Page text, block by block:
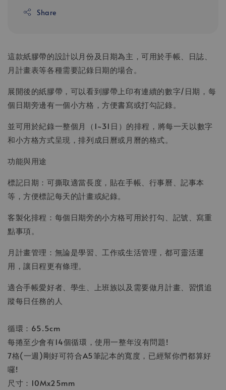
Share
這款紙膠帶的設計以月份及日期為主，可用於手帳、日誌、
月計畫表等各種需要記錄日期的場合。
展開後的紙膠帶，可以看到膠帶上印有連續的數字/日期，每
個日期旁邊有一個小方格，方便書寫或打勾記錄。
並可用於紀錄一整個月（1~31日）的排程，將每一天以數字
和小方格方式呈現，排列成日曆或月曆的格式。
功能與用途
標記日期：可撕取適當長度，貼在手帳、行事曆、記事本
等，方便標記每天的計畫或紀錄。
客製化排程：每個日期旁的小方格可用於打勾、記號、寫重
點事項。
月計畫管理：無論是學習、工作或生活管理，都可靈活運
用，讓日程更有條理。
適合手帳愛好者、學生、上班族以及需要做月計畫、習慣追
蹤每日任務的人
循環：65.5cm
每捲至少會有14個循環，使用一整年沒有問題!
7格(一週)剛好可符合A5筆記本的寬度，已經幫你們都算好
囉!
尺寸：10Mx25mm